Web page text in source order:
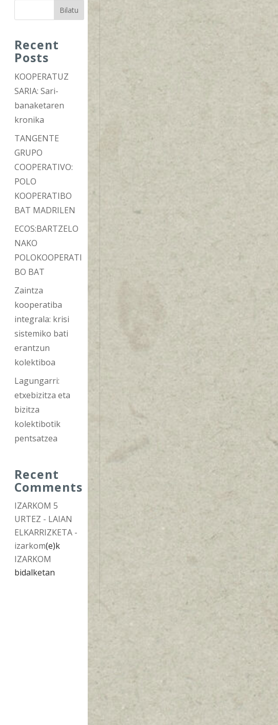
Bilatu
Recent
Posts
KOOPERATUZ
SARIA: Sari-
banaketaren
kronika
TANGENTE
GRUPO
COOPERATIVO:
POLO
KOOPERATIBO
BAT MADRILEN
ECOS:BARTZELO
NAKO
POLOKOOPERATI
BO BAT
Zaintza
kooperatiba
integrala: krisi
sistemiko bati
erantzun
kolektiboa
Lagungarri:
etxebizitza eta
bizitza
kolektibotik
pentsatzea
Recent
Comments
IZARKOM 5
URTEZ - LAIAN
ELKARRIZKETA -
izarkom(e)k
IZARKOM
bidalketan